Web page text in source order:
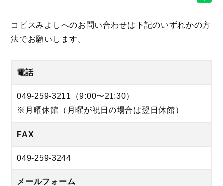
コピスみよしへのお問い合わせは下記のいずれかの方
法でお願いします。
電話
049-259-3211（9:00〜21:30）
※月曜休館（月曜が祝日の場合は翌日休館）
FAX
049-259-3244
メールフォーム